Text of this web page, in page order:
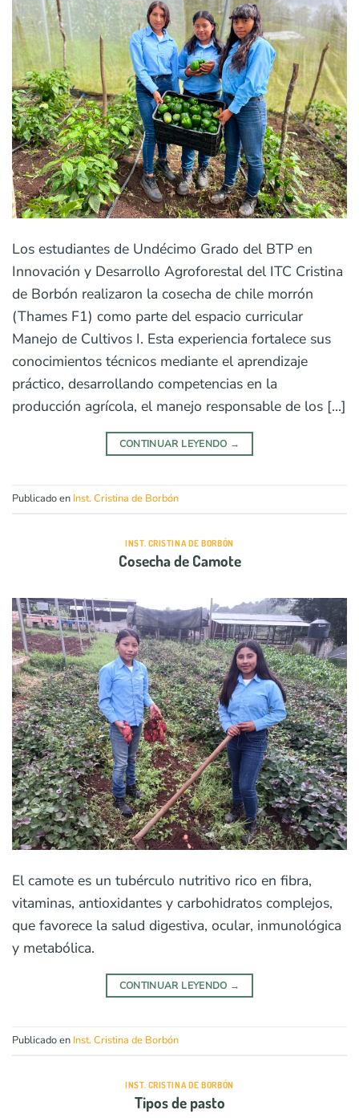
Los estudiantes de Undécimo Grado del BTP en
Innovación y Desarrollo Agroforestal del ITC Cristina
de Borbón realizaron la cosecha de chile morrón
(Thames F1) como parte del espacio curricular
Manejo de Cultivos I. Esta experiencia fortalece sus
conocimientos técnicos mediante el aprendizaje
práctico, desarrollando competencias en la
producción agrícola, el manejo responsable de los […]
CONTINUAR LEYENDO →
Publicado en Inst. Cristina de Borbón
INST. CRISTINA DE BORBÓN
Cosecha de Camote
El camote es un tubérculo nutritivo rico en fibra,
vitaminas, antioxidantes y carbohidratos complejos,
que favorece la salud digestiva, ocular, inmunológica
y metabólica.
CONTINUAR LEYENDO →
Publicado en Inst. Cristina de Borbón
INST. CRISTINA DE BORBÓN
Tipos de pasto